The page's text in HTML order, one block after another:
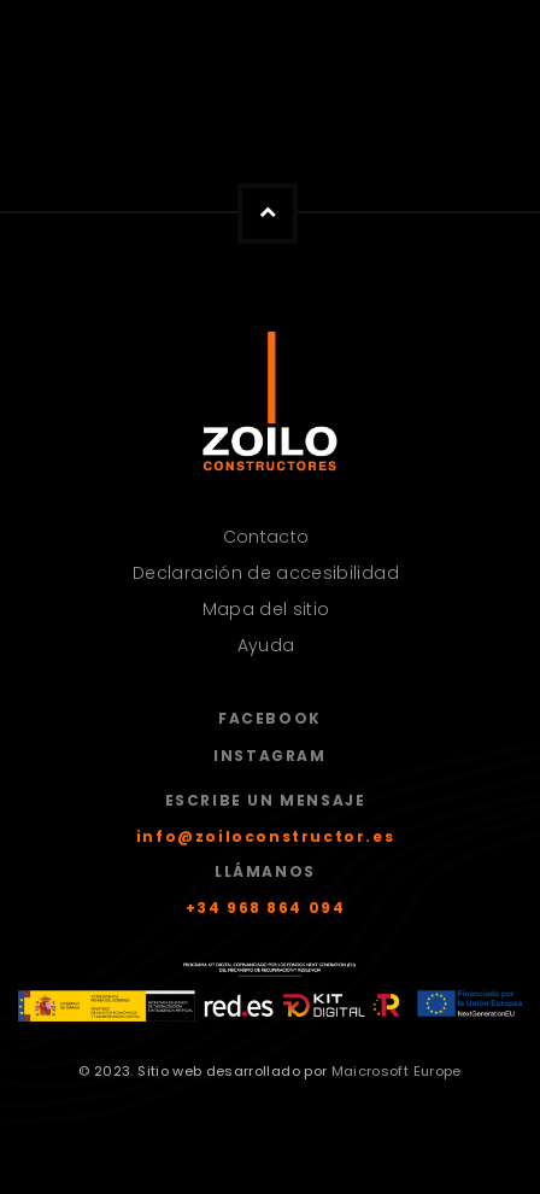
Contacto
Declaración de accesibilidad
Mapa del sitio
Ayuda
FACEBOOK
INSTAGRAM
ESCRIBE UN MENSAJE
info@zoiloconstructor.es
LLÁMANOS
+34 968 864 094
© 2023. Sitio web desarrollado por Maicrosoft Europe